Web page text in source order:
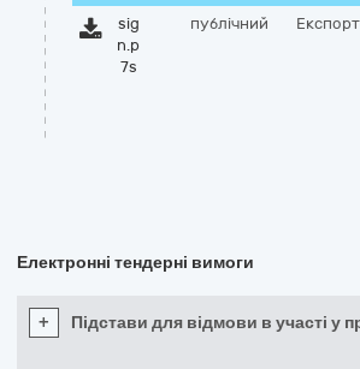
sig
n.p
7s
публічний
Електронні тендерні вимоги
+ Підстави для відмови в участі у